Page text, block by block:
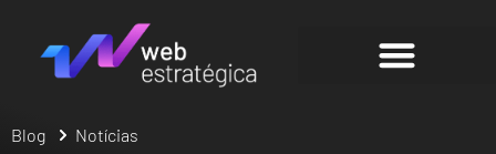
Blog Notícias